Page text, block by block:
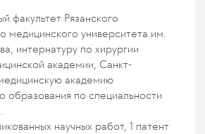
факультет Рязанского
медицинского университета им.
интернатуру по хирургии
академии, Санкт-
академию
образования по специальности
научных работ, 1 патент